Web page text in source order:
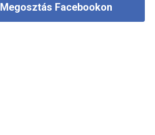
Megosztás Facebookon